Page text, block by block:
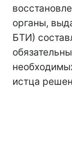
органы,
БТИ)
истца